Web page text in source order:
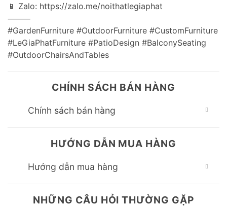
📱 Zalo: https://zalo.me/noithatlegiaphat
⸻
#GardenFurniture #OutdoorFurniture #CustomFurniture
#LeGiaPhatFurniture #PatioDesign #BalconySeating
#OutdoorChairsAndTables
CHÍNH SÁCH BÁN HÀNG
Chính sách bán hàng
HƯỚNG DẪN MUA HÀNG
Hướng dẫn mua hàng
NHỮNG CÂU HỎI THƯỜNG GẶP